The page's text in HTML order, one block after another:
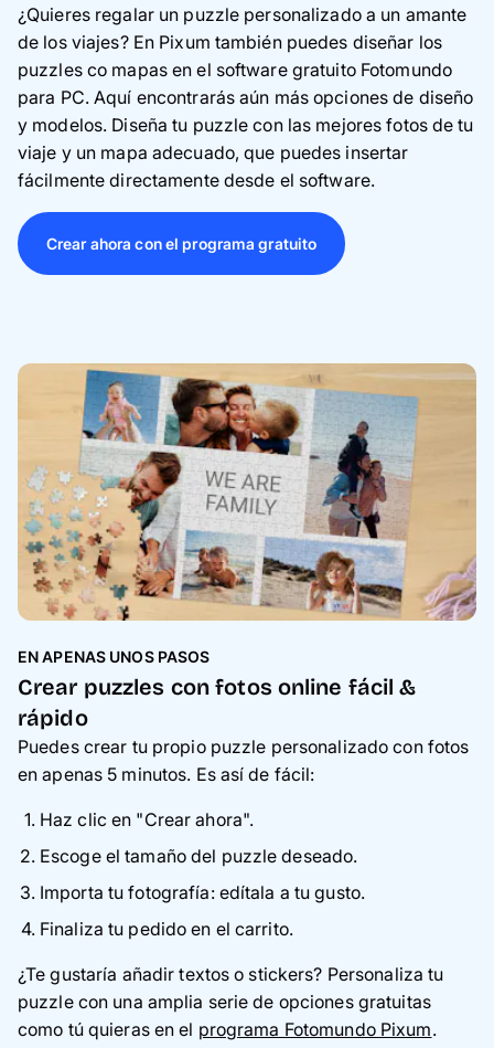
¿Quieres regalar un puzzle personalizado a un amante
de los viajes? En Pixum también puedes diseñar los
puzzles co mapas en el software gratuito Fotomundo
para PC. Aquí encontrarás aún más opciones de diseño
y modelos. Diseña tu puzzle con las mejores fotos de tu
viaje y un mapa adecuado, que puedes insertar
fácilmente directamente desde el software.
Crear ahora con el programa gratuito
EN APENAS UNOS PASOS
Crear puzzles con fotos online fácil &
rápido
Puedes crear tu propio puzzle personalizado con fotos
en apenas 5 minutos. Es así de fácil:
Haz clic en "Crear ahora".
Escoge el tamaño del puzzle deseado.
Importa tu fotografía: edítala a tu gusto.
Finaliza tu pedido en el carrito.
¿Te gustaría añadir textos o stickers? Personaliza tu
puzzle con una amplia serie de opciones gratuitas
como tú quieras en el programa Fotomundo Pixum.